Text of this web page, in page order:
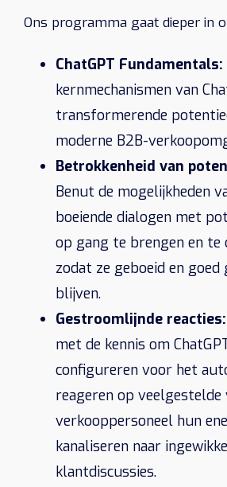
Ons programma gaat dieper in
ChatGPT Fundamentals:
kernmechanismen van
transformerende
moderne B2B-
Betrokkenheid van
Benut de mogelijkheden
boeiende dialogen met
op gang te brengen en te
zodat ze geboeid en
blijven.
Gestroomlijnde reacties:
met de kennis om
configureren voor het
reageren op veelgestelde
verkooppersoneel hun
kanaliseren naar
klantdiscussies.